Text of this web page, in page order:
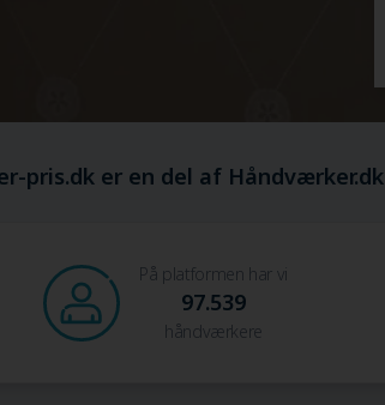
pris.dk er en del af Håndværker.dk
På platformen har vi
97.539
håndværkere